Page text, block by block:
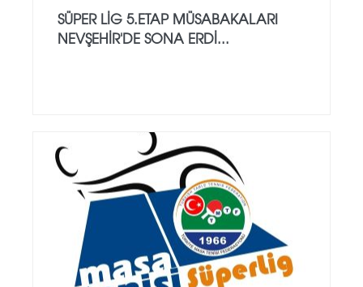
SÜPER LİG 5.ETAP MÜSABAKALARI
NEVŞEHİR'DE SONA ERDİ...